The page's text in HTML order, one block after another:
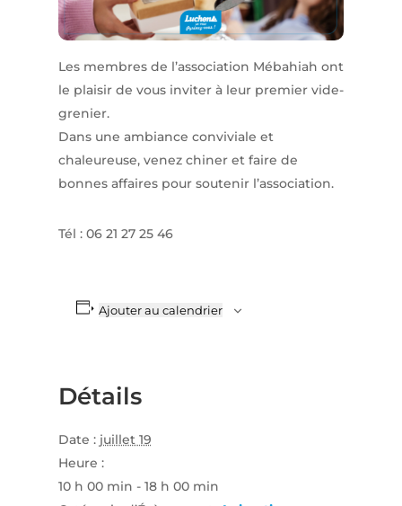
Les membres de l’association Mébahiah ont
le plaisir de vous inviter à leur premier vide-
grenier.
Dans une ambiance conviviale et
chaleureuse, venez chiner et faire de
bonnes affaires pour soutenir l’association.
Tél : 06 21 27 25 46
Ajouter au calendrier
Détails
Date : juillet 19
Heure :
10 h 00 min - 18 h 00 min